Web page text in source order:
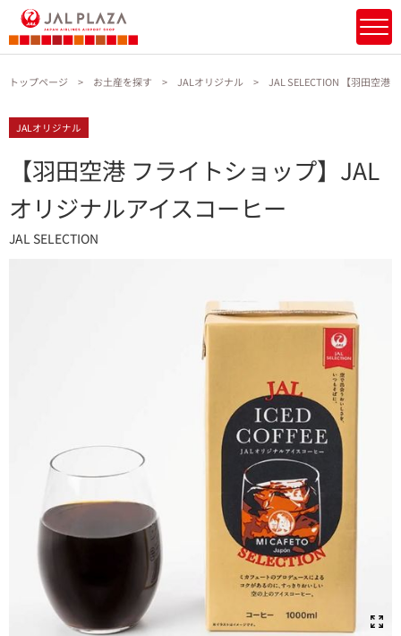
トップページ お土産を探す JALオリジナル JAL SELECTION 【羽田空港
JALオリジナル
【羽田空港 フライトショップ】JAL
オリジナルアイスコーヒー
JAL SELECTION